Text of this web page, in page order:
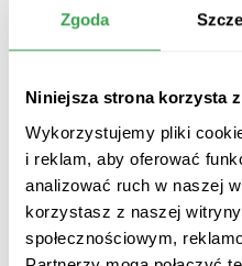
Zgoda
Niniejsza strona korzysta
Wykorzystujemy pliki
i reklam, aby oferować
analizować ruch w naszej
korzystasz z naszej
społecznościowym,